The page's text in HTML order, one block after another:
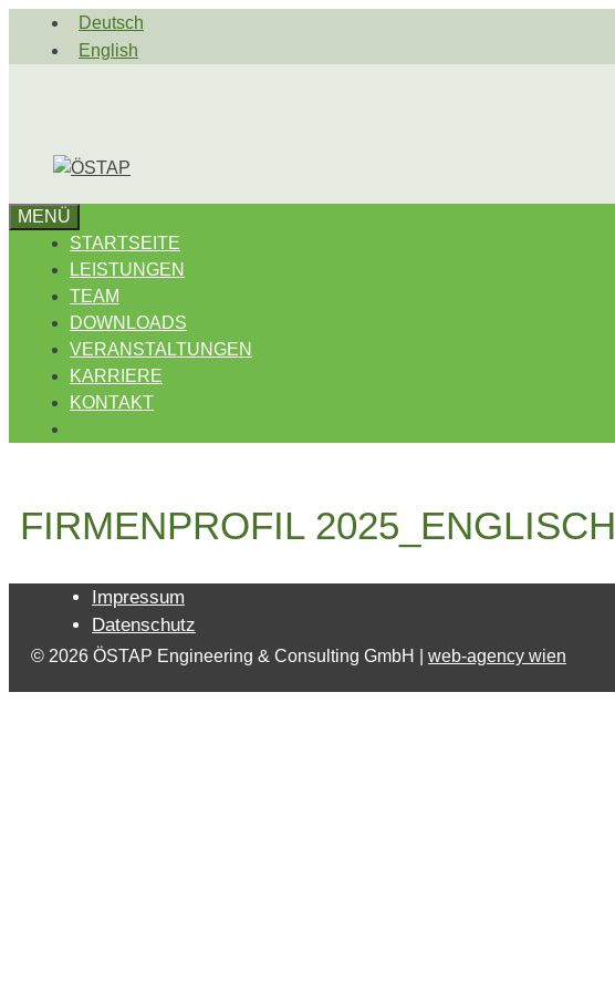
Deutsch
English
MENÜ
STARTSEITE
LEISTUNGEN
TEAM
DOWNLOADS
VERANSTALTUNGEN
KARRIERE
KONTAKT
FIRMENPROFIL 2025_ENGLISCH
Impressum
Datenschutz
© 2026 ÖSTAP Engineering & Consulting GmbH | web-agency wien